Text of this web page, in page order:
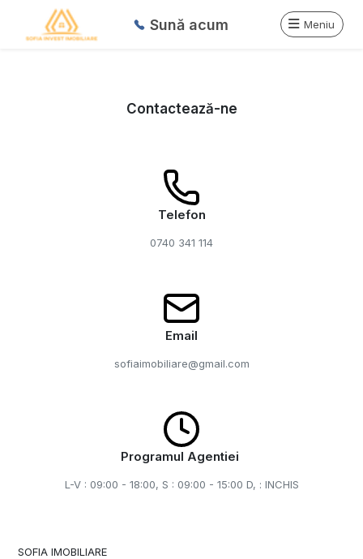
Sună acum Meniu
Contactează-ne
Telefon
0740 341 114
Email
sofiaimobiliare@gmail.com
Programul Agentiei
L-V : 09:00 - 18:00, S : 09:00 - 15:00 D, : INCHIS
SOFIA IMOBILIARE